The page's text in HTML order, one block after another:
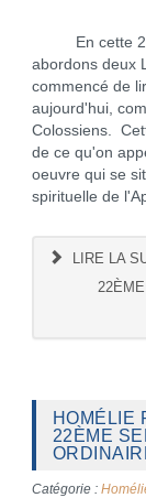
En cette
abordons deux
commencé de
aujourd'hui,
Colossiens.
de ce qu'on
oeuvre qui se
spirituelle de
LIRE LA
HOMÉLIE
22ÈME
Catégorie :